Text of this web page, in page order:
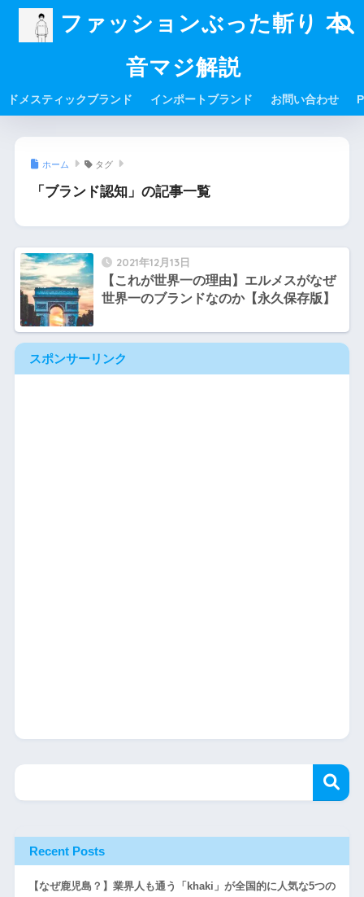
ファッションぶった斬り 本
音マジ解説
ドメスティックブランド インポートブランド お問い合わせ
ホーム タグ
「ブランド認知」の記事一覧
2021年12月13日
【これが世界一の理由】エルメスがなぜ
世界一のブランドなのか【永久保存版】
スポンサーリンク
Recent Posts
【なぜ鹿児島？】業界人も通う「khaki」が全国的に人気な5つの